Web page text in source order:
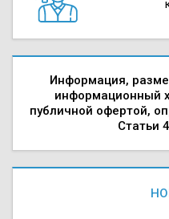
Информация,
информационный
публичной офертой,
Статьи